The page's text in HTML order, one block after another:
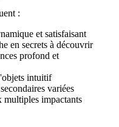
:
et satisfaisant
en secrets à découvrir
profond et
intuitif
variées
multiples impactants